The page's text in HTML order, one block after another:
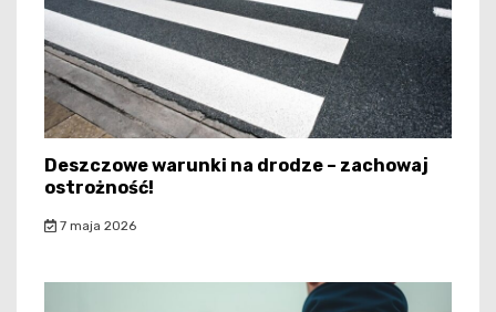
Deszczowe warunki na drodze – zachowaj
ostrożność!
7 maja 2026